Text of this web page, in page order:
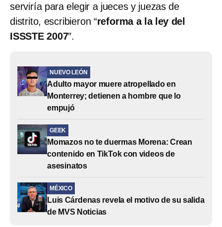
serviría para elegir a jueces y juezas de
distrito, escribieron “reforma a la ley del
ISSSTE 2007″.
NUEVO LEÓN
Adulto mayor muere atropellado en
Monterrey; detienen a hombre que lo
empujó
GEEK
Momazos no te duermas Morena: Crean
contenido en TikTok con videos de
asesinatos
MÉXICO
Luis Cárdenas revela el motivo de su salida
de MVS Noticias